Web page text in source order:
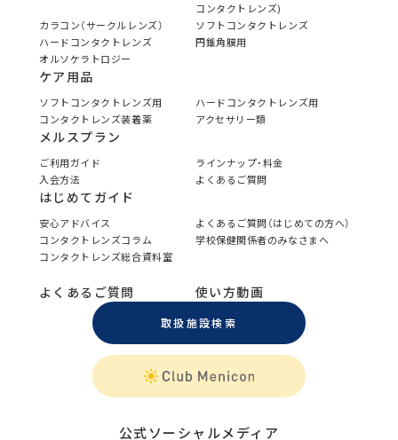
コンタクトレンズ)
カラコン（サークルレンズ）
ソフトコンタクトレンズ
ハードコンタクトレンズ
円錐角膜用
オルソケラトロジー
ケア用品
ソフトコンタクトレンズ用
ハードコンタクトレンズ用
コンタクトレンズ装着薬
アクセサリー類
メルスプラン
ご利用ガイド
ラインナップ・料金
入会方法
よくあるご質問
はじめてガイド
安心アドバイス
よくあるご質問（はじめての方へ）
コンタクトレンズコラム
学校保健関係者のみなさまへ
コンタクトレンズ総合資料室
よくあるご質問 使い方動画
取扱施設検索
公式ソーシャルメディア